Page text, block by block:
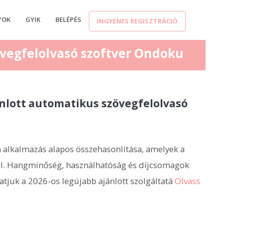
GYIK BELÉPÉS INGYENES REGISZTRÁCIÓ
szoftver Ondoku
automatikus szövegfelolvasó
alapos összehasonlítása, amelyek a
Hangminőség, használhatóság és díjcsomagok
a 2026-os legújabb ajánlott szolgáltatá Olvass